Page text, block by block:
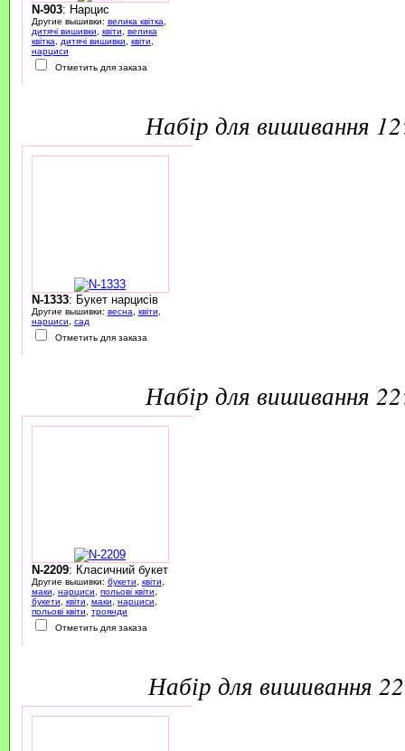
N-903: Нарцис
Другие вышивки: велика квітка,
дитячі вишивки, квіти, велика
квітка, дитячі вишивки, квіти,
нарциси
Отметить для заказа
набір для вишивання
N-1333: Букет нарцисів
Другие вышивки: весна квіти
нарциси
сад
Отметить для заказа
набір для вишивання
N-2209: Класичний букет
Другие вышивки: букети квіти
маки
нарциси польові квіти
букети
квіти маки нарциси
польові квіти
троянди
Отметить для заказа
набір для вишивання